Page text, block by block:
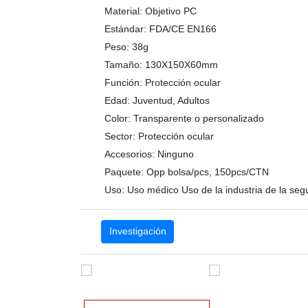
Material: Objetivo PC
Estándar: FDA/CE EN166
Peso: 38g
Tamaño: 130X150X60mm
Función: Protección ocular
Edad: Juventud, Adultos
Color: Transparente o personalizado
Sector: Protección ocular
Accesorios: Ninguno
Paquete: Opp bolsa/pcs, 150pcs/CTN
Uso: Uso médico Uso de la industria de la
Investigación